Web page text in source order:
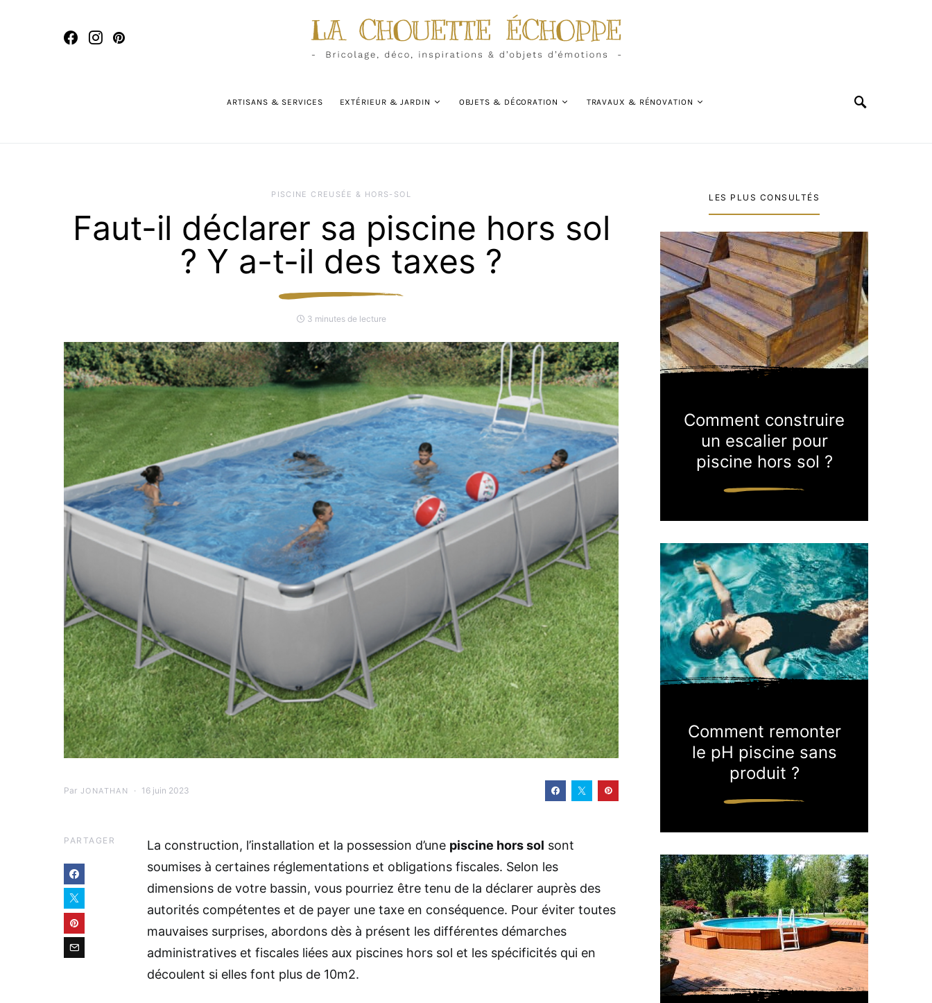
ARTISANS & SERVICES EXTÉRIEUR & JARDIN OBJETS & DÉCORATION TRAVAUX & RÉNOVATION
PISCINE CREUSÉE & HORS-SOL
Faut-il déclarer sa piscine hors sol
? Y a-t-il des taxes ?
3 minutes de lecture
Par JONATHAN 16 juin 2023
PARTAGER La construction, l’installation et la possession d’une piscine hors sol sont
soumises à certaines réglementations et obligations fiscales. Selon les
dimensions de votre bassin, vous pourriez être tenu de la déclarer auprès des
autorités compétentes et de payer une taxe en conséquence. Pour éviter toutes
mauvaises surprises, abordons dès à présent les différentes démarches
administratives et fiscales liées aux piscines hors sol et les spécificités qui en
découlent si elles font plus de 10m2.
LES PLUS CONSULTÉS
Comment construire
un escalier pour
piscine hors sol ?
Comment remonter
le pH piscine sans
produit ?